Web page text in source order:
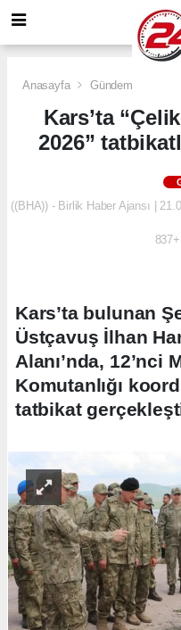
Anasayfa Gündem
Kars’ta
2026”
((BHA)) - Birlik Haber Ajansı |
Kars’ta bulunan
Üstçavuş İlhan
Alanı’nda, 12’nci
Komutanlığı
tatbikat